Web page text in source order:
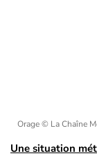
Orage© La Chaîne
Une situation